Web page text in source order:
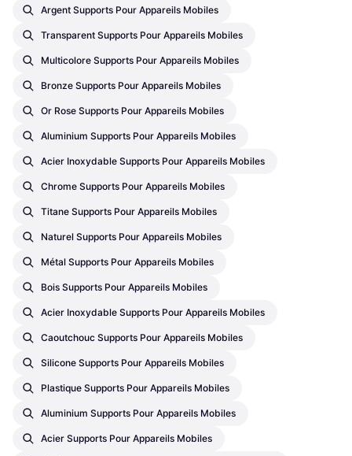
Argent Supports Pour Appareils Mobiles
Transparent Supports Pour Appareils Mobiles
Multicolore Supports Pour Appareils Mobiles
Bronze Supports Pour Appareils Mobiles
Or Rose Supports Pour Appareils Mobiles
Aluminium Supports Pour Appareils Mobiles
Acier Inoxydable Supports Pour Appareils Mobiles
Chrome Supports Pour Appareils Mobiles
Titane Supports Pour Appareils Mobiles
Naturel Supports Pour Appareils Mobiles
Métal Supports Pour Appareils Mobiles
Bois Supports Pour Appareils Mobiles
Acier Inoxydable Supports Pour Appareils Mobiles
Caoutchouc Supports Pour Appareils Mobiles
Silicone Supports Pour Appareils Mobiles
Plastique Supports Pour Appareils Mobiles
Aluminium Supports Pour Appareils Mobiles
Acier Supports Pour Appareils Mobiles